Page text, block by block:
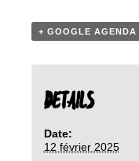
+ GOOGLE AGENDA
DETAILS
Date:
12 février 2025